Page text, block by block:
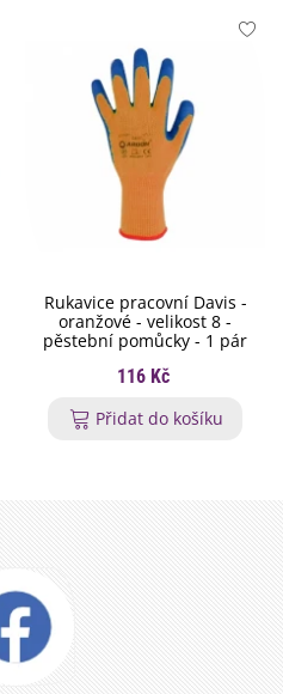
Rukavice pracovní Davis -
oranžové - velikost 8 -
pěstební pomůcky - 1 pár
116 Kč
Přidat do košíku